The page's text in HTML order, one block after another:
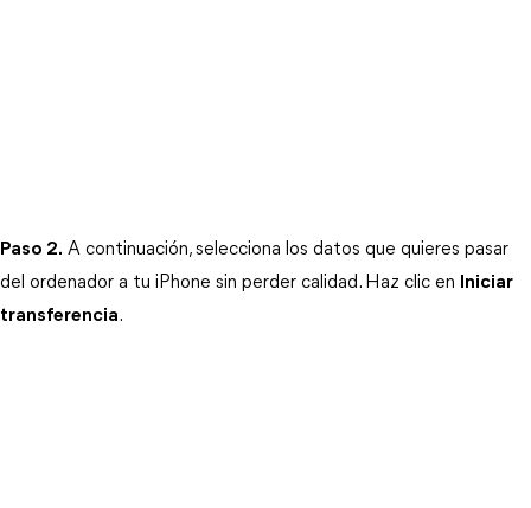
Paso 2. A continuación, selecciona los datos que quieres pasar
del ordenador a tu iPhone sin perder calidad. Haz clic en
Iniciar
transferencia.